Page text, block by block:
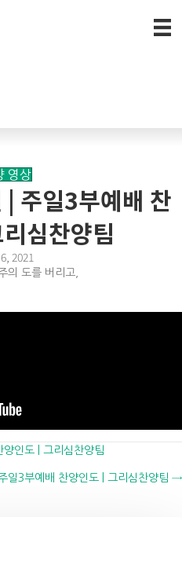
영상
주일3부예배 찬
심찬양팀
2021
의 도를 버리고,
인도 | 그리심찬양팀
일3부예배 찬양인도 | 그리심찬양팀 →